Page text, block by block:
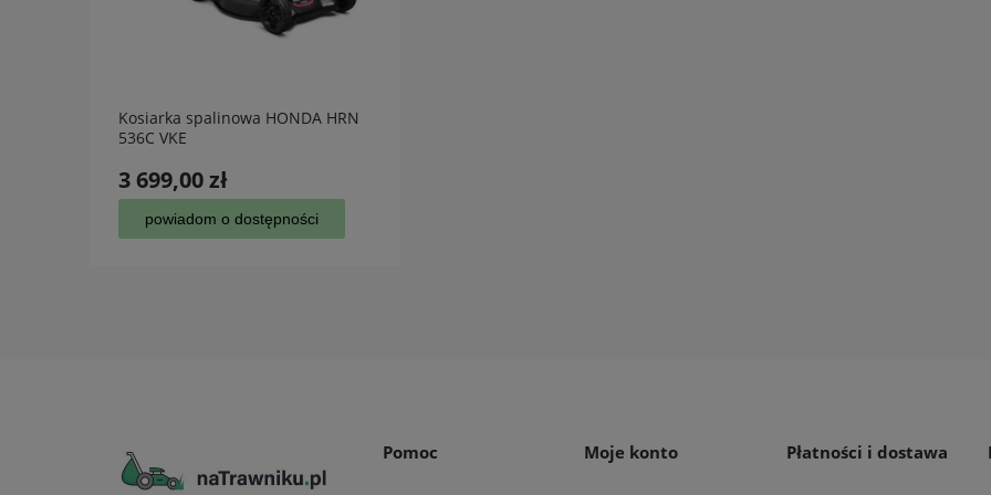
Kosiarka spalinowa HONDA HRN
536C VKE
3 699,00 zł
powiadom o dostępności
Pomoc Moje konto Płatności i dostawa